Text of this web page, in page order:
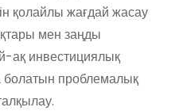
қолайлы жағдай жасау
мен заңды
ақ инвестициялық
проблемалық